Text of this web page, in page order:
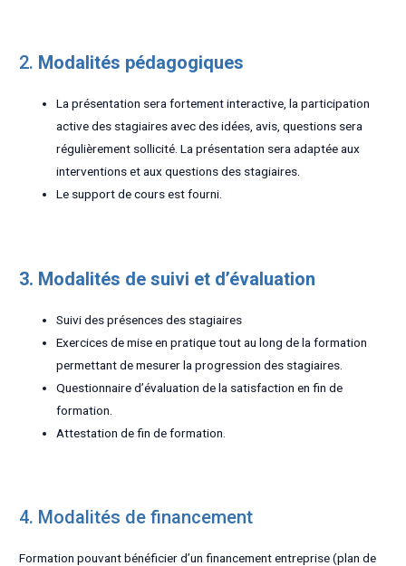
2. Modalités pédagogiques
La présentation sera fortement interactive, la participation
active des stagiaires avec des idées, avis, questions sera
régulièrement sollicité. La présentation sera adaptée aux
interventions et aux questions des stagiaires.
Le support de cours est fourni.
3. Modalités de suivi et d’évaluation
Suivi des présences des stagiaires
Exercices de mise en pratique tout au long de la formation
permettant de mesurer la progression des stagiaires.
Questionnaire d’évaluation de la satisfaction en fin de
formation.
Attestation de fin de formation.
4. Modalités de financement
Formation pouvant bénéficier d’un financement entreprise (plan de